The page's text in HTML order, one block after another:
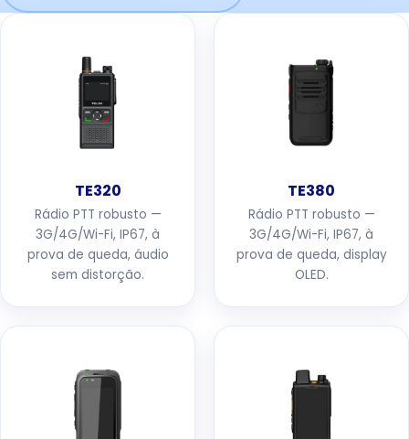
TE320
Rádio PTT robusto —
3G/4G/Wi-Fi, IP67, à
prova de queda, áudio
sem distorção.
TE380
Rádio PTT robusto —
3G/4G/Wi-Fi, IP67, à
prova de queda, display
OLED.